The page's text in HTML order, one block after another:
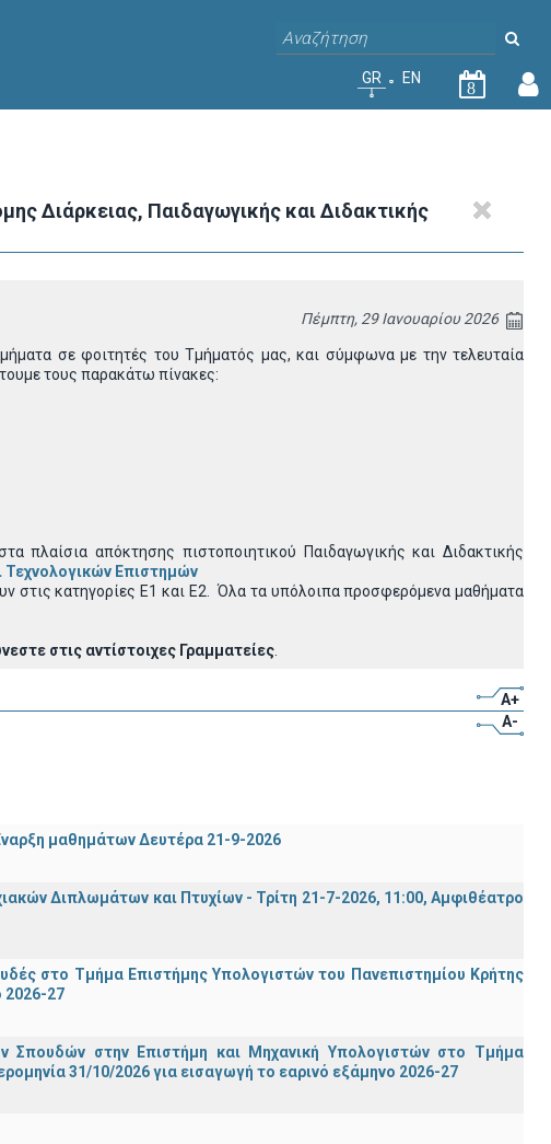
GR EN
8
Διάρκειας, Παιδαγωγικής και Διδακτικής
Πέμπτη, 29 Ιανουαρίου 2026
σε φοιτητές του Τμήματός μας, και σύμφωνα με την τελευταία
τους παρακάτω πίνακες:
πλαίσια απόκτησης πιστοποιητικού Παιδαγωγικής και Διδακτικής
Τεχνολογικών Επιστημών
στις κατηγορίες Ε1 και Ε2.
Όλα τα υπόλοιπα προσφερόμενα μαθήματα
στις αντίστοιχες Γραμματείες
A+
A-
μαθημάτων Δευτέρα 21-9-2026
Διπλωμάτων και Πτυχίων - Τρίτη 21-7-2026, 11:00, Αμφιθέατρο
στο Τμήμα Eπιστήμης Υπολογιστών του Πανεπιστημίου Κρήτης
2026-27
Σπουδών στην Επιστήμη και Μηχανική Υπολογιστών στο Τμήμα
31/10/2026 για εισαγωγή το εαρινό εξάμηνο 2026-27